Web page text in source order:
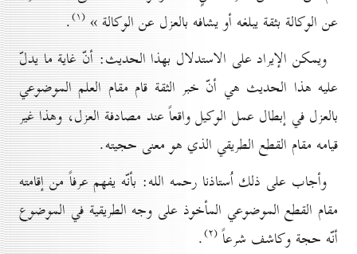
عن الوكالة بثقة يبلغه أو يشافه بالعزل عن الوكالة » (۱) .
ويمكن الإيراد على الاستدلال بهذا الحديث: أنّ غاية ما يدلّ
عليه هذا الحديث هي أنّ خبر الثقة قام مقام العلم الموضوعي
بالعزل في إبطال عمل الوكيل واقعاً عند مصادفة العزل، وهذا غير
قيامه مقام القطع الطريقي الذي هو معنى حجيته.
وأجاب على ذلك اُستاذنا رحمه الله: بأنّه يفهم عرفاً من إقامته
مقام القطع الموضوعي المأخوذ على وجه الطريقية في الموضوع
أنّه حجة وكاشف شرعاً(۲) .